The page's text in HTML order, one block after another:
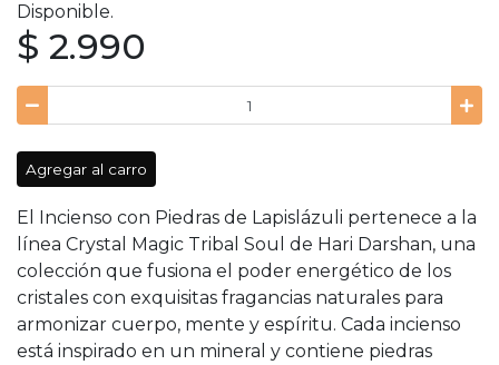
Disponible.
$ 2.990
Agregar al carro
El Incienso con Piedras de Lapislázuli pertenece a la
línea Crystal Magic Tribal Soul de Hari Darshan, una
colección que fusiona el poder energético de los
cristales con exquisitas fragancias naturales para
armonizar cuerpo, mente y espíritu. Cada incienso
está inspirado en un mineral y contiene piedras